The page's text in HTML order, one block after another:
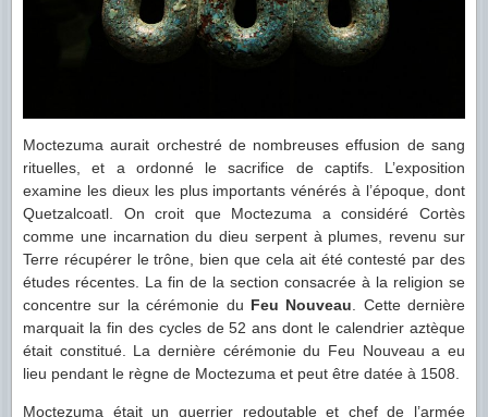
Moctezuma aurait orchestré de nombreuses effusion de sang
rituelles, et a ordonné le sacrifice de captifs. L’exposition
examine les dieux les plus importants vénérés à l’époque, dont
Quetzalcoatl. On croit que Moctezuma a considéré Cortès
comme une incarnation du dieu serpent à plumes, revenu sur
Terre récupérer le trône, bien que cela ait été contesté par des
études récentes. La fin de la section consacrée à la religion se
concentre sur la cérémonie du Feu Nouveau . Cette dernière
marquait la fin des cycles de 52 ans dont le calendrier aztèque
était constitué. La dernière cérémonie du Feu Nouveau a eu
lieu pendant le règne de Moctezuma et peut être datée à 1508.
Moctezuma était un guerrier redoutable et chef de l’armée